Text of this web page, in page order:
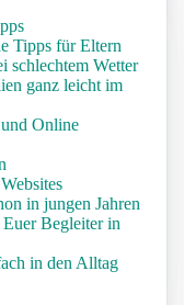
Tipps für Eltern
schlechtem Wetter
ganz leicht im
Online
in jungen Jahren
Begleiter in
in den Alltag